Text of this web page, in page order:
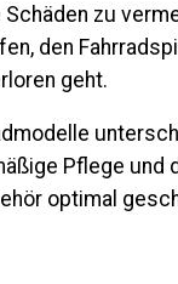
zu
den
geht.
Pflege und
optimal